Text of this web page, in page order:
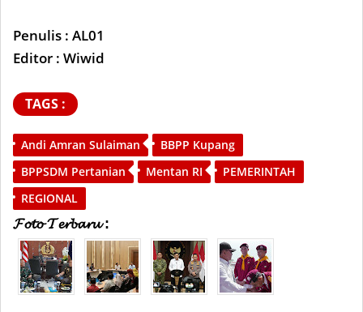
Penulis : AL01
Editor : Wiwid
TAGS :
Andi Amran Sulaiman
BBPP Kupang
BPPSDM Pertanian
Mentan RI
PEMERINTAH
REGIONAL
𝓕𝓸𝓽𝓸 𝓣𝓮𝓻𝓫𝓪𝓻𝓾 :